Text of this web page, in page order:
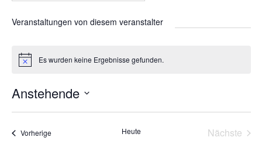
s
t
e
Veranstaltungen von diesem veranstalter
H
w
e
i
Es wurden keine Ergebnisse gefunden.
Anstehende
t
VorherigeVeranstaltungen Heute
Nächste